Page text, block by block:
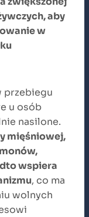
aby
w
przebiegu
u osób
nasilone.
mięśniowej,
wspiera
, co ma
wolnych